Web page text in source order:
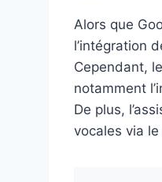
Alors que
l’intégration
Cependant,
notamment
De plus,
vocales via